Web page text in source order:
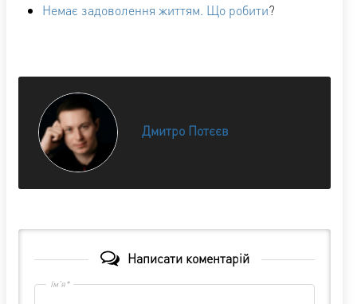
Немає задоволення життям. Що робити?
Дмитро Потєєв
Написати коментарій
Ім'я*